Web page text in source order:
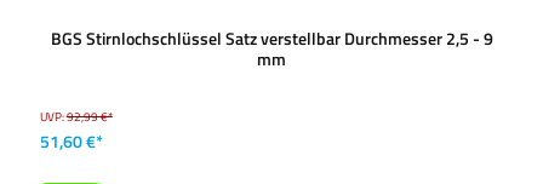
BGS Stirnlochschlüssel Satz verstellbar Durchmesser 2,5 - 9
mm
UVP:92,99 €*
51,60 €*